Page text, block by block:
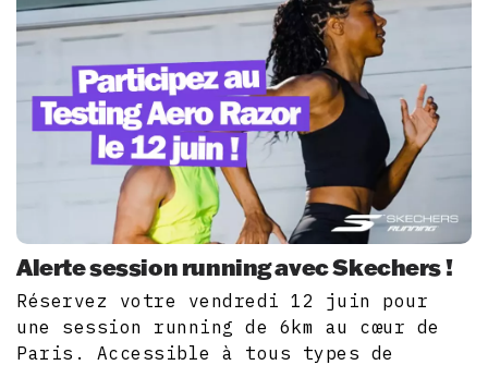
Alerte session running avec Skechers !
Réservez votre vendredi 12 juin pour
une session running de 6km au cœur de
Paris. Accessible à tous types de